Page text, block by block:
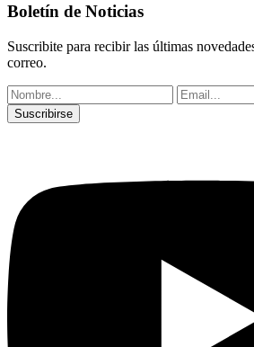
Boletín de Noticias
Suscribite para recibir las últimas
correo.
Suscribirse